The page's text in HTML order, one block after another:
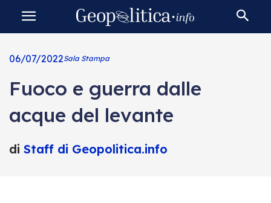
06/07/2022Sala Stampa
Fuoco e guerra dalle
acque del levante
di Staff di Geopolitica.info